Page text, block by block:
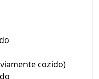
cozido)